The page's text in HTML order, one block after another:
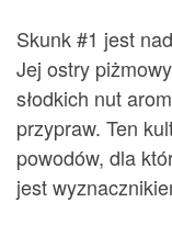
Skunk #1 jest
Jej ostry
słodkich nut
przypraw. Ten
powodów, dla
jest